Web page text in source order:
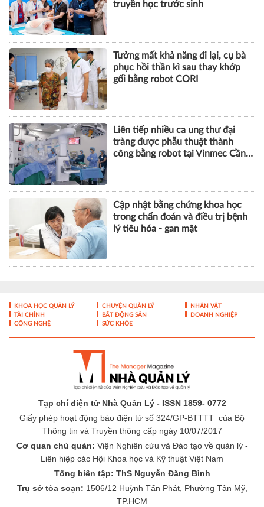
truyền học trước sinh
Tưởng mất khả năng đi lại, cụ bà
phục hồi thần kì sau thay khớp
gối bằng robot CORI
Liên tiếp nhiều ca ung thư đại
tràng được phẫu thuật thành
công bằng robot tại Vinmec Cần
Cập nhật bằng chứng khoa học
trong chẩn đoán và điều trị bệnh
lý tiêu hóa - gan mật
KHOA HỌC QUẢN LÝ CHUYỆN QUẢN LÝ
NHÂN VẬT
TÀI CHÍNH
BẤT ĐỘNG SẢN
DOANH NGHIỆP
CÔNG NGHỆ
SỨC KHỎE
Tạp chí điện tử Nhà Quản Lý - ISSN 1859- 0772
Giấy phép hoạt động báo điện tử số 324/GP-BTTTT của Bộ
Thông tin và Truyền thông cấp ngày 10/07/2017
Cơ quan chủ quản: Viện Nghiên cứu và Đào tạo về quản lý -
Liên hiệp các Hội Khoa học và Kỹ thuật Việt Nam
Tổng biên tập: ThS Nguyễn Đăng Bình
Trụ sở tòa soạn: 1506/12 Huỳnh Tấn Phát, Phường Tân Mỹ,
TP.HCM